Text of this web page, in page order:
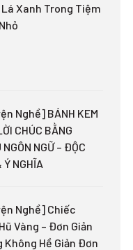
Xanh Trong Tiệm
Nghề] BÁNH KEM
CHÚC BẰNG
NGÔN NGỮ – ĐỘC
Ý NGHĨA
Nghề] Chiếc
Vàng – Đơn Giản
Không Hề Giản Đơn